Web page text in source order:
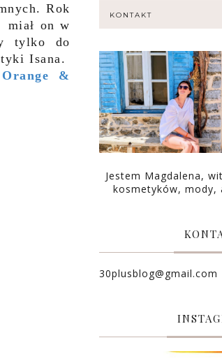
Rok
miał on w
tylko do
Isana.
&
KONTAKT
Jestem Magdalena,
kosmetyków, mody,
30plusblog@gmail.com